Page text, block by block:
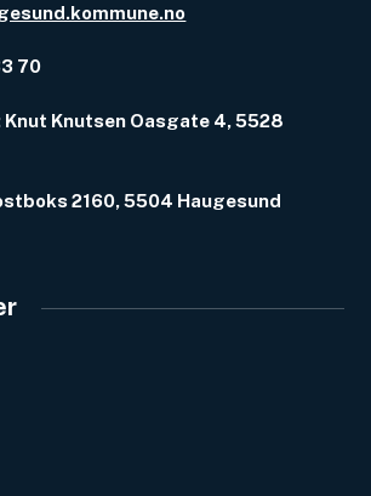
70
Knutsen Oasgate 4, 5528
2160, 5504 Haugesund